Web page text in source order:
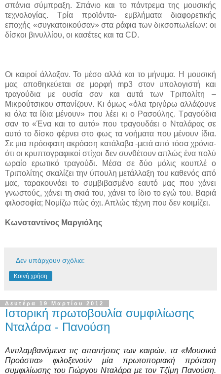
σπάνια σύμπραξη. Σπάνιο και το πάντρεμα της μουσικής
τεχνολογίας. Τρία προϊόντα- εμβλήματα διαφορετικής
εποχής «συγκατοικούσαν» στα ράφια των δικσοπωλείων: οι
δίσκοι βινυλλίου, οι κασέτες και τα CD.
Οι καιροί άλλαξαν. Το μέσο αλλά και το μήνυμα. Η μουσική
μας αποθηκεύεται σε μορφή mp3 στον υπολογιστή και
τραγούδια με ουσία σαν και αυτά των Τριπολίτη –
Μικρούτσικου σπανίζουν. Κι όμως «όλα τριγύρω αλλάζουνε
κι όλα τα ίδια μένουν» που λέει κι ο Ρασούλης. Τραγούδια
σαν το «Ένα και το αυτό» που τραγουδάει ο Νταλάρας σε
αυτό το δίσκο φέρνει στο φως τα νοήματα που μένουν ίδια.
Σε μια πρόσφατη ακρόαση κατάλαβα -μετά από τόσα χρόνια-
ότι οι κρυπτογραφικοί στίχοι δεν συνθέτουν απλώς ένα πολύ
ωραίο ερωτικό τραγούδι. Μέσα σε δύο μόλις κουπλέ ο
Τριπολίτης σκαλίζει την ύπουλη μετάλλαξη του καθενός από
μας, ταρακουνάει το συμβιβασμένο εαυτό μας που χάνει
γνωστούς, χάνει τη σκιά του, χάνει το ίδιο το εγώ του. Βαριά
φιλοσοφία; Νομίζω πώς όχι. Απλώς τέχνη που δεν κοιμίζει.
Κωνσταντίνος Μαργιόλης
Δεν υπάρχουν σχόλια:
Κοινή χρήση
Δευτέρα 19 Μαρτίου 2012
Ιστορική πρωτοβουλία συμφιλίωσης
Νταλάρα - Πανούση
Αντιλαμβανόμενα τις απαιτήσεις των καιρών, τα «Μουσικά
Προάστια» φιλοξενούν μία πρωτοποριακή πρόταση
συμφιλίωσης του Γιώργου Νταλάρα με τον Τζίμη Πανούση.